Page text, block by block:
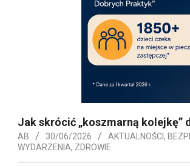
Jak skrócić „koszmarną kolejkę”
AB 30/06/2026 AKTUALNOŚCI ,
WYDARZENIA, ZDROWIE